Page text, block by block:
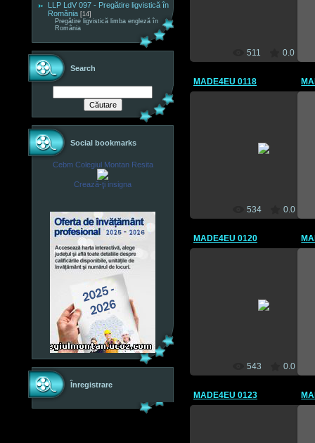
LLP LdV 097 - Pregătire ligvistică în
România [14]
Pregătire ligvistică limba engleză în
România
Search
Social bookmarks
Cebm Colegiul Montan Resita
Crează-ţi insigna
Înregistrare
511 0.0
MADE4EU 0118
534 0.0
MADE4EU 0120
543 0.0
MADE4EU 0123